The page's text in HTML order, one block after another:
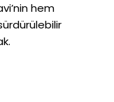
hem